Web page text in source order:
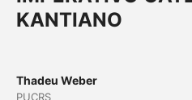
KANTIANO
Thadeu Weber
PUCRS